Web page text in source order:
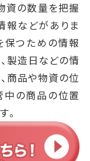
資の数量を把握
報などがありま
保つための情報
製造日などの情
商品や物資の位
中の商品の位置
。